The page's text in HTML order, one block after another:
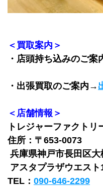
＜買取案内＞
・店頭持ち込みのご案
・出張買取のご案内→
＜店舗情報＞
トレジャーファクトリ
住所：〒653-0073
兵庫県神戸市長田区
アスタプラザウエスト
TEL： 090-646-2299